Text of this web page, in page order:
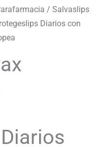
/ Salvaslips
Diarios con